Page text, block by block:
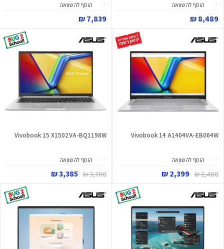
הוסף להשוואה
8,489 ₪
הוסף להשוואה
7,839 ₪
Vivobook 14 A1404VA-EB064W
הוסף להשוואה
2,480 ₪
2,399 ₪
Vivobook 15 X1502VA-BQ1198W
הוסף להשוואה
3,700 ₪
3,385 ₪